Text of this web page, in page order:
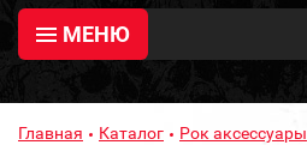
МЕНЮ
Главная Каталог
Рок аксессуары